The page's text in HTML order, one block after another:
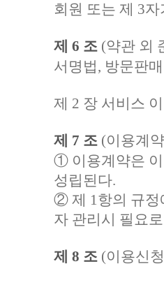
회원 또는 제 3
제 6 조 (약관 외
서명법, 방문판
제 2 장 서비스
제 7 조 (이용계
① 이용계약은 이
성립된다.
② 제 1항의 규정
자 관리시 필요
제 8 조 (이용신